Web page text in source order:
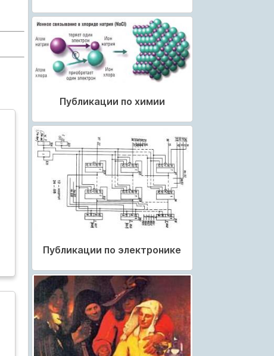
Публикации по химии
Публикации по электронике